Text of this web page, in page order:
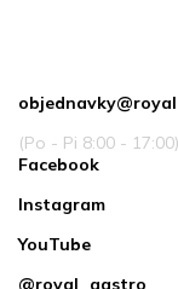
objednavky@
(Po - Pi 8:00 -
Facebook
Instagram
YouTube
@royal_gastro